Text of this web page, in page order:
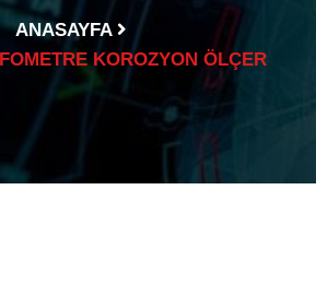
ANASAYFA
KOROZYON ÖLÇER